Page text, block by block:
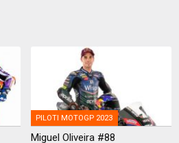
PILOTI MOTOGP 2023
Miguel Oliveira #88